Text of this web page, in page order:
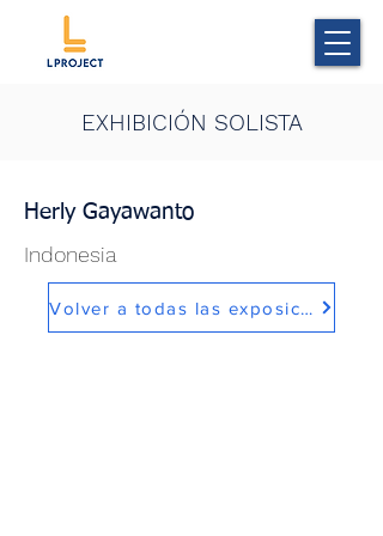
EXHIBICIÓN SOLISTA
Herly Gayawanto
Indonesia
Volver a todas las exposiciones